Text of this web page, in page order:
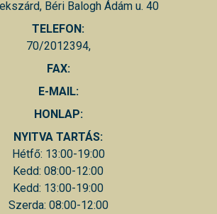
Béri Balogh Ádám u. 40
TELEFON:
70/2012394,
FAX:
E-MAIL:
HONLAP:
NYITVA TARTÁS:
Hétfő: 13:00-19:00
Kedd: 08:00-12:00
Kedd: 13:00-19:00
Szerda: 08:00-12:00